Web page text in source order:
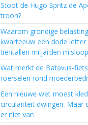
Stoot de Hugo Spritz de
troon?
Waarom grondige
kwarteeuw een dode
tientallen miljarden
Wat merkt de Batavus-
roerselen rond
Een nieuwe wet moest
circulariteit dwingen. Maar
er niet van